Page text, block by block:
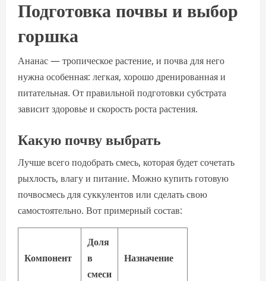
Подготовка почвы и выбор
горшка
Ананас — тропическое растение, и почва для него
нужна особенная: легкая, хорошо дренированная и
питательная. От правильной подготовки субстрата
зависит здоровье и скорость роста растения.
Какую почву выбрать
Лучше всего подобрать смесь, которая будет сочетать
рыхлость, влагу и питание. Можно купить готовую
почвосмесь для суккулентов или сделать свою
самостоятельно. Вот примерный состав:
Компонент
Доля
в
смеси
Назначение